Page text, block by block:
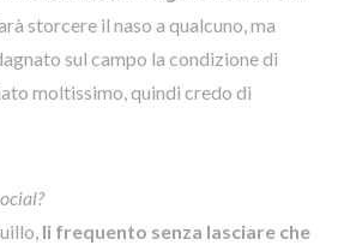
storcere il naso a qualcuno, ma
sul campo la condizione di
moltissimo, quindi credo di
li frequento senza lasciare che